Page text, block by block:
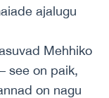
ajalugu
Mehhiko
see on paik,
on nagu